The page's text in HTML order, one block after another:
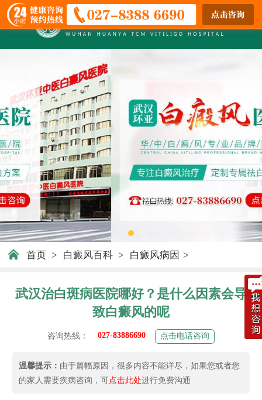
首页 > 白癜风百科 > 白癜风病因 >
武汉治白斑病医院哪好？是什么因素会导
致白癜风的呢
咨询热线： 027-83886690 点击电话咨询
温馨提示： 由于篇幅原因，很多内容不能详尽，如果您或者您
的家人需要疾病咨询，可点击此处进行免费沟通